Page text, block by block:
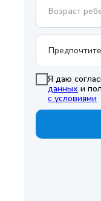
Я даю
данных и
с условиями